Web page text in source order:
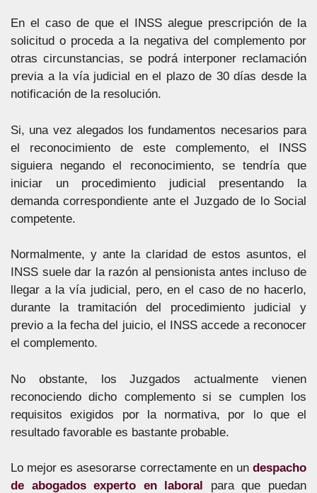
En el caso de que el INSS alegue prescripción de la
solicitud o proceda a la negativa del complemento por
otras circunstancias, se podrá interponer reclamación
previa a la vía judicial en el plazo de 30 días desde la
notificación de la resolución.
Si, una vez alegados los fundamentos necesarios para
el reconocimiento de este complemento, el INSS
siguiera negando el reconocimiento, se tendría que
iniciar un procedimiento judicial presentando la
demanda correspondiente ante el Juzgado de lo Social
competente.
Normalmente, y ante la claridad de estos asuntos, el
INSS suele dar la razón al pensionista antes incluso de
llegar a la vía judicial, pero, en el caso de no hacerlo,
durante la tramitación del procedimiento judicial y
previo a la fecha del juicio, el INSS accede a reconocer
el complemento.
No obstante, los Juzgados actualmente vienen
reconociendo dicho complemento si se cumplen los
requisitos exigidos por la normativa, por lo que el
resultado favorable es bastante probable.
Lo mejor es asesorarse correctamente en un despacho
de abogados experto en laboral para que puedan